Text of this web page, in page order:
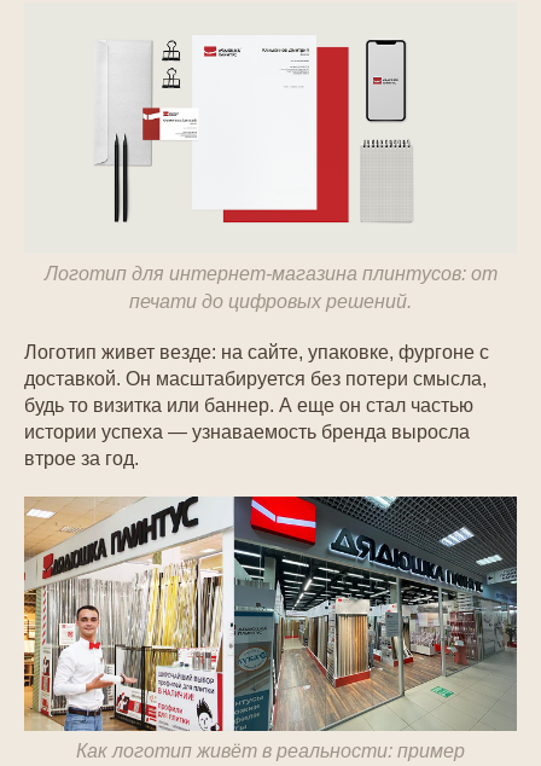
Логотип для интернет-магазина плинтусов: от
печати до цифровых решений.
Логотип живет везде: на сайте, упаковке, фургоне с
доставкой. Он масштабируется без потери смысла,
будь то визитка или баннер. А еще он стал частью
истории успеха — узнаваемость бренда выросла
втрое за год.
Как логотип живёт в реальности: пример